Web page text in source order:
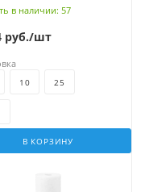
в наличии: 57
руб./шт
В КОРЗИНУ
10 25